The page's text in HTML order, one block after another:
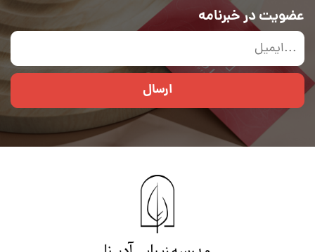
عضویت در خبرنامه
ارسال